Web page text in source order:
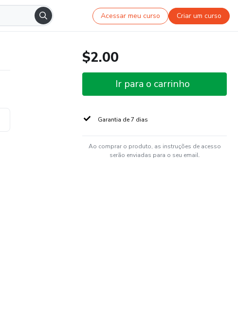
Acessar meu curso Criar um curso
$2.00
Ir para o carrinho
Garantia de 7 dias
Ao comprar o produto, as instruções de acesso
serão enviadas para o seu email.